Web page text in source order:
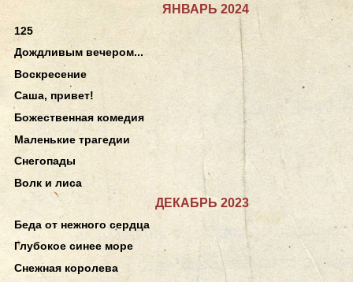
ЯНВАРЬ 2024
125
Дождливым вечером...
Воскресение
Саша, привет!
Божественная комедия
Маленькие трагедии
Снегопады
Волк и лиса
ДЕКАБРЬ 2023
Беда от нежного сердца
Глубокое синее море
Снежная королева